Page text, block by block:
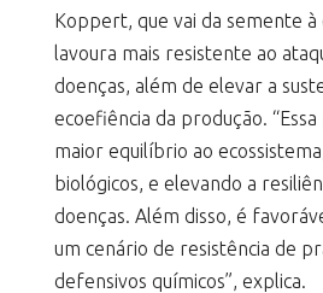
Koppert, que vai da semente
lavoura mais resistente ao
doenças, além de elevar a
ecoefiência da produção.
maior equilíbrio ao
biológicos, e elevando a
doenças. Além disso, é
um cenário de resistência de
defensivos químicos”, explica.